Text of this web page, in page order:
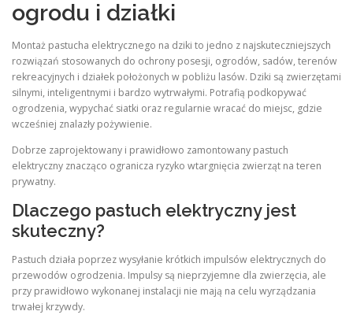
ogrodu i działki
Montaż pastucha elektrycznego na dziki to jedno z najskuteczniejszych
rozwiązań stosowanych do ochrony posesji, ogrodów, sadów, terenów
rekreacyjnych i działek położonych w pobliżu lasów. Dziki są zwierzętami
silnymi, inteligentnymi i bardzo wytrwałymi. Potrafią podkopywać
ogrodzenia, wypychać siatki oraz regularnie wracać do miejsc, gdzie
wcześniej znalazły pożywienie.
Dobrze zaprojektowany i prawidłowo zamontowany pastuch
elektryczny znacząco ogranicza ryzyko wtargnięcia zwierząt na teren
prywatny.
Dlaczego pastuch elektryczny jest
skuteczny?
Pastuch działa poprzez wysyłanie krótkich impulsów elektrycznych do
przewodów ogrodzenia. Impulsy są nieprzyjemne dla zwierzęcia, ale
przy prawidłowo wykonanej instalacji nie mają na celu wyrządzania
trwałej krzywdy.